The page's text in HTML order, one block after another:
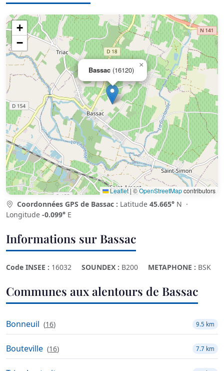
Bassac (16120)
×
+
−
Leaflet|©OpenStreetMapcontributors
Coordonnées GPS de Bassac : Latitude 45.665° N ·
Longitude -0.099° E
Informations sur Bassac
Code INSEE : 16032 SOUNDEX : B200 METAPHONE : BSK
Communes aux alentours de Bassac
Bonneuil (16) 9.5 km
Bouteville (16) 7.7 km